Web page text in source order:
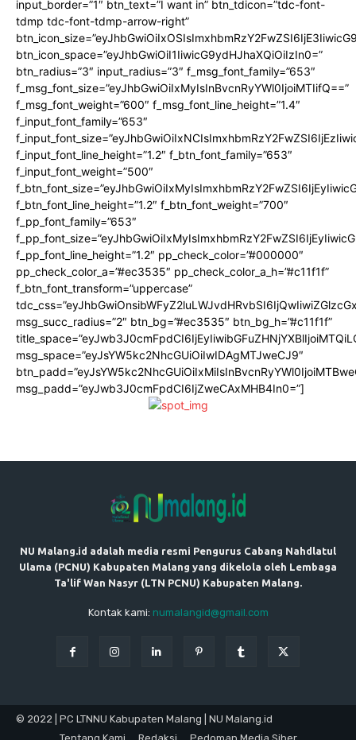
input_border=”1″ btn_text=”I want in” btn_tdicon=”tdc-font-
tdmp tdc-font-tdmp-arrow-right”
btn_icon_space=”eyJhbGwiOiI1IiwicG9ydHJhaXQiOiIzIn0=”
btn_radius=”3″ input_radius=”3″ f_msg_font_family=”653″
f_msg_font_size=”eyJhbGwiOiIxMyIsInBvcnRyYWl0IjoiMTIifQ==”
f_msg_font_weight=”600″ f_msg_font_line_height=”1.4″
f_input_font_family=”653″
f_input_font_line_height=”1.2″ f_btn_font_family=”653″
f_input_font_weight=”500″
f_btn_font_line_height=”1.2″ f_btn_font_weight=”700″
f_pp_font_family=”653″
f_pp_font_line_height=”1.2″ pp_check_color=”#000000″
pp_check_color_a=”#ec3535″ pp_check_color_a_h=”#c11f1f”
f_btn_font_transform=”uppercase”
msg_succ_radius=”2″ btn_bg=”#ec3535″ btn_bg_h=”#c11f1f”
msg_space=”eyJsYW5kc2NhcGUiOiIwIDAgMTJweCJ9″
msg_padd=”eyJwb3J0cmFpdCI6IjZweCAxMHB4In0=”]
NU Malang.id adalah media resmi Pengurus Cabang Nahdlatul
Ulama (PCNU) Kabupaten Malang yang dikelola oleh Lembaga
Ta'lif Wan Nasyr (LTN PCNU) Kabupaten Malang.
Kontak kami: numalangid@gmail.com
© 2022 | PC LTNNU Kabupaten Malang | NU Malang.id